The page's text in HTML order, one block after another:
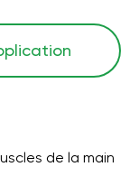
de la main